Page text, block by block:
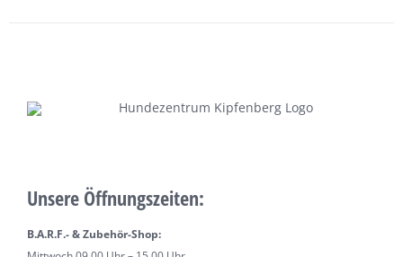
Unsere Öffnungszeiten:
B.A.R.F.- & Zubehör-Shop: